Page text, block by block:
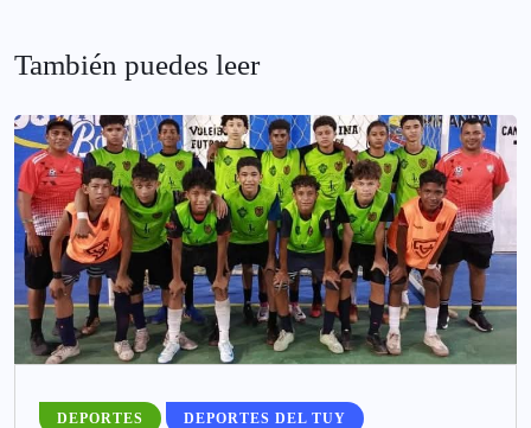
También puedes leer
DEPORTES DEPORTES DEL TUY